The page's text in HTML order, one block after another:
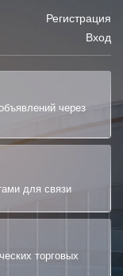
Регистрация
Вход
через
для связи
торговых